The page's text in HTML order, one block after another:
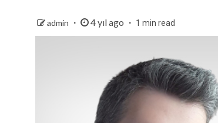
admin 4 yıl ago 1 min read